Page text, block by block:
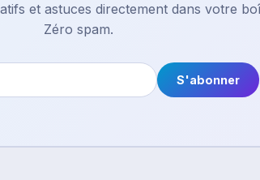
et astuces directement dans votre
Zéro spam.
S'abonner